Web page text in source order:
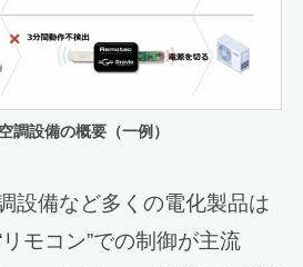
調設備の概要（一例）
設備など多くの電化製品は
モコン”での制御が主流